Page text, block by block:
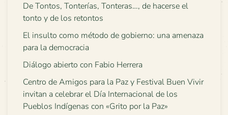
De Tontos, Tonterías, Tonteras…, de hacerse el
tonto y de los retontos
El insulto como método de gobierno: una amenaza
para la democracia
Diálogo abierto con Fabio Herrera
Centro de Amigos para la Paz y Festival Buen Vivir
invitan a celebrar el Día Internacional de los
Pueblos Indígenas con «Grito por la Paz»